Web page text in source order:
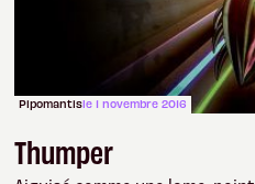
Pipomantisle 1 novembre 2016
Thumper